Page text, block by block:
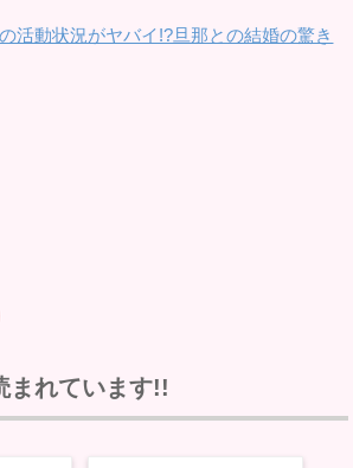
活動状況がヤバイ!?旦那との結婚の驚き
まれています!!